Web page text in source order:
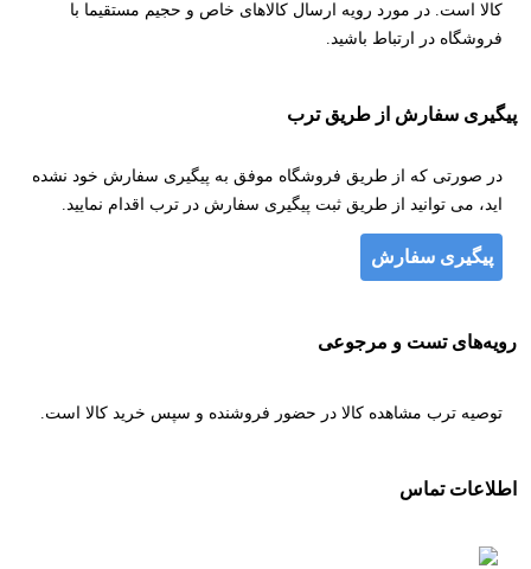
کالا است. در مورد رویه ارسال کالاهای خاص و حجیم مستقیما با
فروشگاه در ارتباط باشید.
پیگیری سفارش از طریق ترب
در صورتی که از طریق فروشگاه موفق به پیگیری سفارش خود نشده
اید، می توانید از طریق ثبت پیگیری سفارش در ترب اقدام نمایید.
پیگیری سفارش
رویه‌های تست و مرجوعی
توصیه ترب مشاهده کالا در حضور فروشنده و سپس خرید کالا است.
اطلاعات تماس